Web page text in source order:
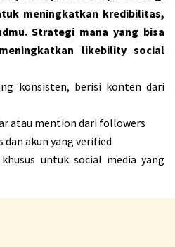
meningkatkan kredibilitas,
Strategi mana yang bisa
likebility social
konsisten, berisi konten dari
atau mention dari followers
dan akun yang verified
untuk social media yang